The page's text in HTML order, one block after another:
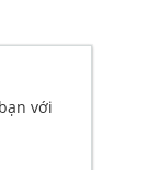
được tính trên
0,40 USD (500
với